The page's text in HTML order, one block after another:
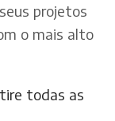
projetos
o mais alto
todas as